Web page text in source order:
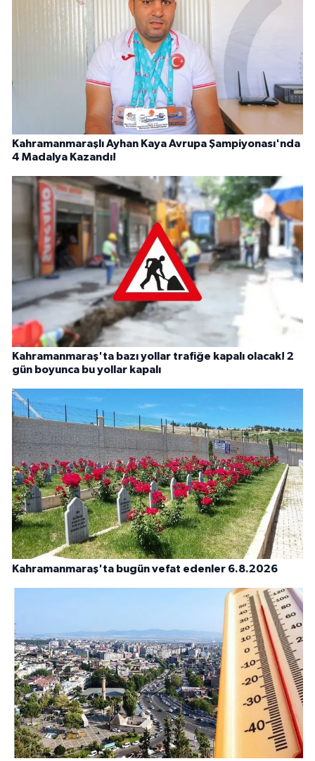
Kahramanmaraşlı Ayhan Kaya Avrupa Şampiyonası'nda
4 Madalya Kazandı!
Kahramanmaraş'ta bazı yollar trafiğe kapalı olacak! 2
gün boyunca bu yollar kapalı
Kahramanmaraş'ta bugün vefat edenler 6.8.2026